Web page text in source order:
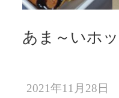
あま～いホ
2021年11月28日